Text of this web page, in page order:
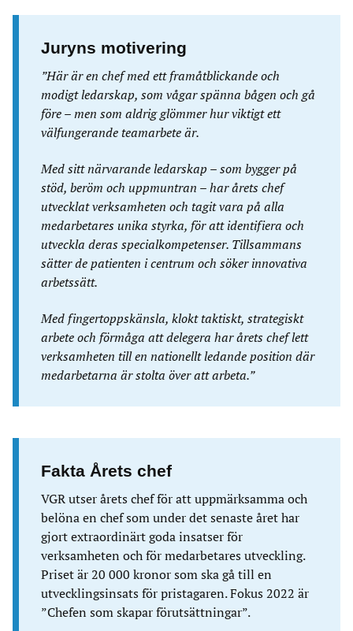
Juryns motivering
”Här är en chef med ett framåtblickande och
modigt ledarskap, som vågar spänna bågen och gå
före – men som aldrig glömmer hur viktigt ett
välfungerande teamarbete är.
Med sitt närvarande ledarskap – som bygger på
stöd, beröm och uppmuntran – har årets chef
utvecklat verksamheten och tagit vara på alla
medarbetares unika styrka, för att identifiera och
utveckla deras specialkompetenser. Tillsammans
sätter de patienten i centrum och söker innovativa
arbetssätt.
Med fingertoppskänsla, klokt taktiskt, strategiskt
arbete och förmåga att delegera har årets chef lett
verksamheten till en nationellt ledande position där
medarbetarna är stolta över att arbeta.”
Fakta Årets chef
VGR utser årets chef för att uppmärksamma och
belöna en chef som under det senaste året har
gjort extraordinärt goda insatser för
verksamheten och för medarbetares utveckling.
Priset är 20 000 kronor som ska gå till en
utvecklingsinsats för pristagaren. Fokus 2022 är
”Chefen som skapar förutsättningar”.